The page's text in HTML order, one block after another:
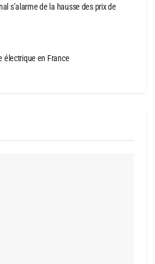
s’alarme de la hausse des prix de
électrique en France